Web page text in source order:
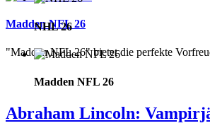
Madden NFL 26
"Madden NFL 26" bietet die perfekte
NHL 26
Madden NFL 26
Abraham Lincoln: